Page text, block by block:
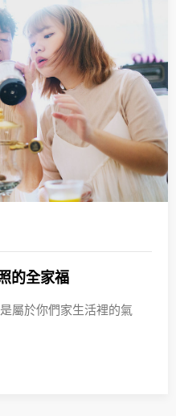
的全家福
屬於你們家生活裡的氣